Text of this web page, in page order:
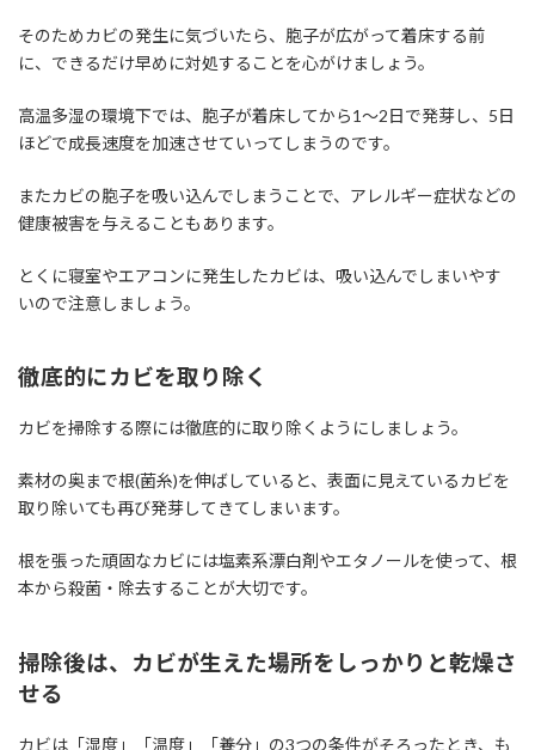
そのためカビの発生に気づいたら、胞子が広がって着床する前
に、できるだけ早めに対処することを心がけましょう。
高温多湿の環境下では、胞子が着床してから1～2日で発芽し、5日
ほどで成長速度を加速させていってしまうのです。
またカビの胞子を吸い込んでしまうことで、アレルギー症状などの
健康被害を与えることもあります。
とくに寝室やエアコンに発生したカビは、吸い込んでしまいやす
いので注意しましょう。
徹底的にカビを取り除く
カビを掃除する際には徹底的に取り除くようにしましょう。
素材の奥まで根(菌糸)を伸ばしていると、表面に見えているカビを
取り除いても再び発芽してきてしまいます。
根を張った頑固なカビには塩素系漂白剤やエタノールを使って、根
本から殺菌・除去することが大切です。
掃除後は、カビが生えた場所をしっかりと乾燥さ
せる
カビは「湿度」「温度」「養分」の3つの条件がそろったとき、も